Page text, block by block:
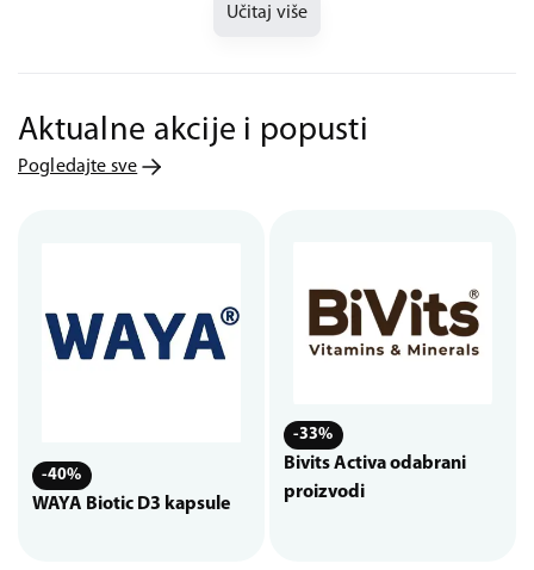
Učitaj više
Aktualne akcije i popusti
Pogledajte sve
-40%
WAYA Biotic D3 kapsule
-33%
Bivits Activa odabrani
proizvodi